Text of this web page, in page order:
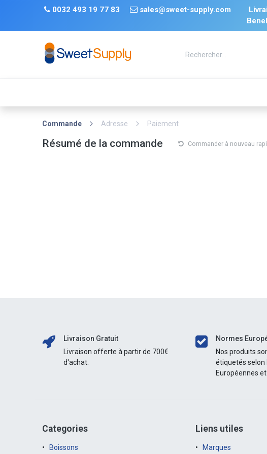
Se rendre au contenu
0032 493 19 77 83 ​ sales@sweet-supply.com
TRENDS
Commande Adresse Paiement
Résumé de la commande Commander à nouveau
Livraison Gratuit
Livraison offerte à partir de 700€
d'achat.
Normes
Nos produits
étiquetés selon
Européennes
Categories
Boissons
Liens utiles
Marques